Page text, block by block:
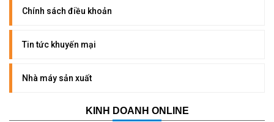
Chính sách điều khoản
Tin tức khuyến mại
Nhà máy sản xuất
KINH DOANH ONLINE